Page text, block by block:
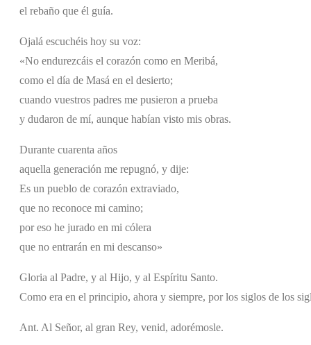
el rebaño que él guía.
Ojalá escuchéis hoy su voz:
«No endurezcáis el corazón como en Meribá,
como el día de Masá en el desierto;
cuando vuestros padres me pusieron a prueba
y dudaron de mí, aunque habían visto mis obras.
Durante cuarenta años
aquella generación me repugnó, y dije:
Es un pueblo de corazón extraviado,
que no reconoce mi camino;
por eso he jurado en mi cólera
que no entrarán en mi descanso»
Gloria al Padre, y al Hijo, y al Espíritu Santo.
Como era en el principio, ahora y siempre, por los siglos de los
Ant. Al Señor, al gran Rey, venid, adorémosle.